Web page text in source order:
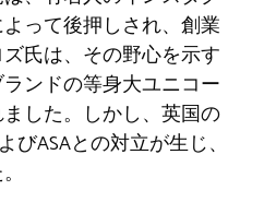
って後押しされ、創業
氏は、その野心を示す
ンドの等身大ユニコー
した。しかし、英国の
びASAとの対立が生じ、